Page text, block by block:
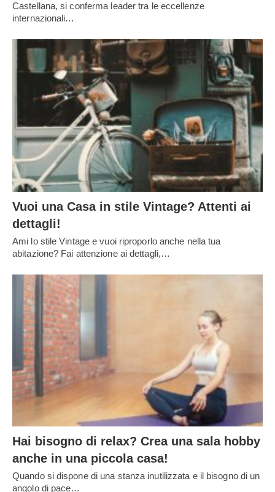
Castellana, si conferma leader tra le eccellenze
internazionali…
Vuoi una Casa in stile Vintage? Attenti ai
dettagli!
Ami lo stile Vintage e vuoi riproporlo anche nella tua
abitazione? Fai attenzione ai dettagli,…
Hai bisogno di relax? Crea una sala hobby
anche in una piccola casa!
Quando si dispone di una stanza inutilizzata e il bisogno di un
angolo di pace…